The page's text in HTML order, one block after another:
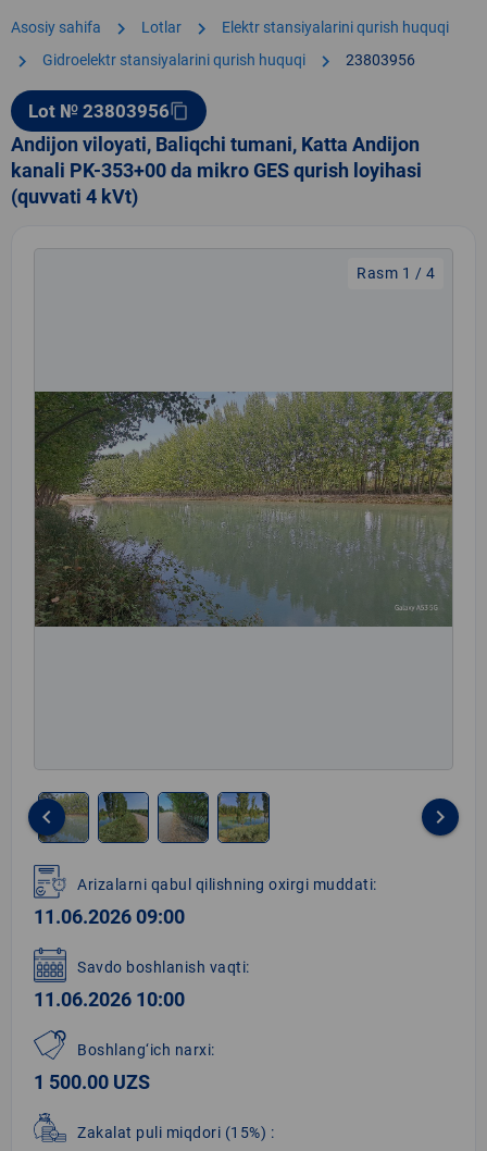
Asosiy sahifa chevron_right Lotlar chevron_right Elektr stansiyalarini qurish huquqi
chevron_right Gidroelektr stansiyalarini qurish huquqi chevron_right 23803956
Lot № 23803956content_copy
Andijon viloyati, Baliqchi tumani, Katta Andijon
kanali PK-353+00 da mikro GES qurish loyihasi
(quvvati 4 kVt)
Rasm 1 / 4
1
of
4
keyboard_arrow_left keyboard_arrow_right
Arizalarni qabul qilishning oxirgi muddati:
11.06.2026 09:00
Savdo boshlanish vaqti:
11.06.2026 10:00
Boshlang‘ich narxi:
1 500.00 UZS
Zakalat puli miqdori (15%) :